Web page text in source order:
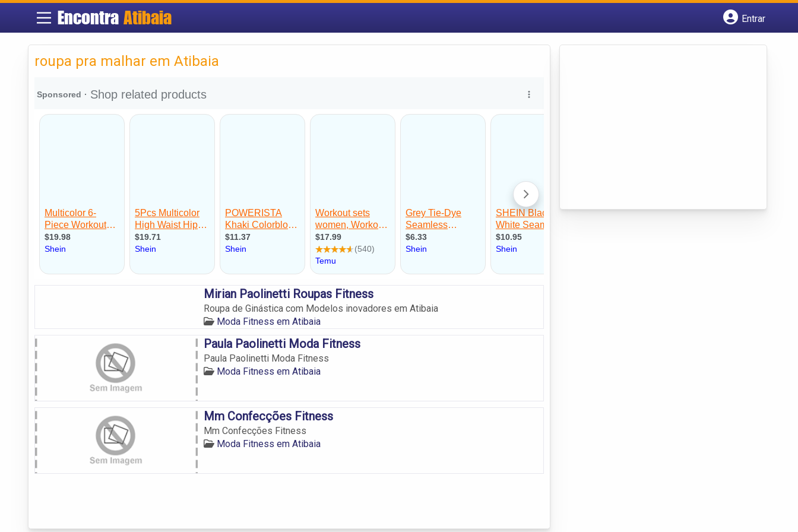
EncontraAtibaia
Entrar
roupa pra malhar em Atibaia
Mirian Paolinetti Roupas Fitness
Roupa de Ginástica com Modelos inovadores em Atibaia
Moda Fitness em Atibaia
Paula Paolinetti Moda Fitness
Paula Paolinetti Moda Fitness
Moda Fitness em Atibaia
Mm Confecções Fitness
Mm Confecções Fitness
Moda Fitness em Atibaia